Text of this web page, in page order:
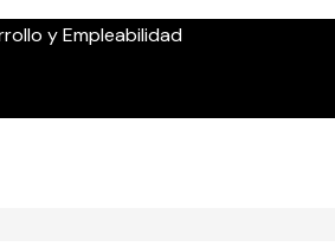
y Empleabilidad